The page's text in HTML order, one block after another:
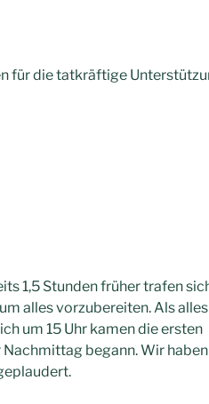
für die tatkräftige
1,5 Stunden früher trafen
alles vorzubereiten. Als
um 15 Uhr kamen die ersten
begann. Wir